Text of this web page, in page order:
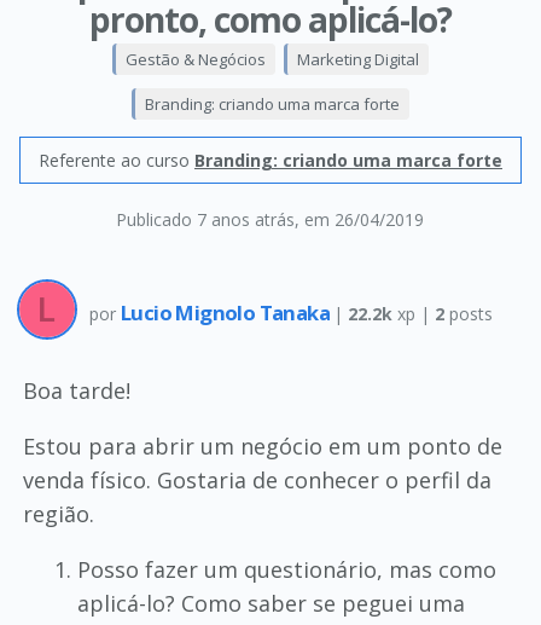
pronto, como aplicá-lo?
Publicado 7 anos atrás, em 26/04/2019
Gestão & Negócios Marketing Digital
Branding: criando uma marca forte
Referente ao curso Branding: criando uma marca forte
por Lucio Mignolo Tanaka | 22.2k xp | 2 posts
Boa tarde!
Estou para abrir um negócio em um ponto de
venda físico. Gostaria de conhecer o perfil da
região.
Posso fazer um questionário, mas como
aplicá-lo? Como saber se peguei uma